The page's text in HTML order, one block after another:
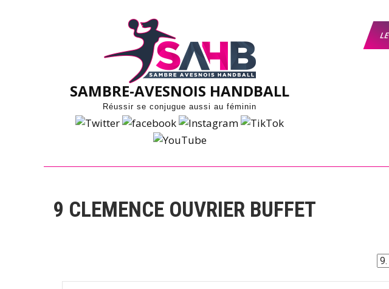
SAMBRE-AVESNOIS HANDBALL
Réussir se conjugue aussi au féminin
9 CLEMENCE OUVRIER BUFFET